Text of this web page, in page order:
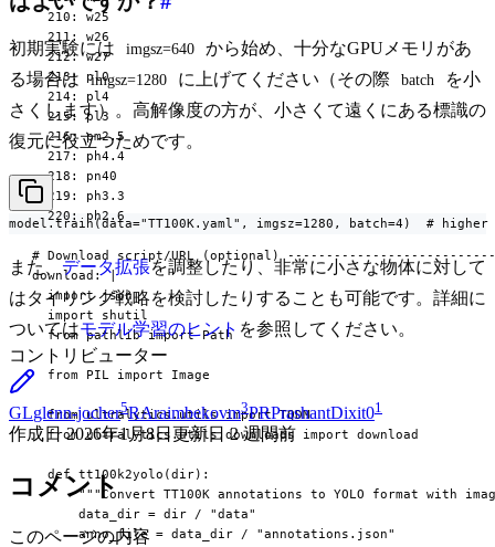
  210: w25
  211: w26
  212: w27
  213: pl0
  214: pl4
  215: pl3
  216: pm2.5
  217: ph4.4
  218: pn40
  219: ph3.3
  220: ph2.6
# Download script/URL (optional)
download: |
  import json
  import shutil
  from pathlib import Path
  from PIL import Image
  from ultralytics.utils import TQDM
  from ultralytics.utils.downloads import download
  def tt100k2yolo(dir):
"""Convert TT100K annotations to YOLO format with
      data_dir = dir / "data"
      anno_file = data_dir / "annotations.json"
初期実験には imgsz=640
から始め、十分なGPUメモリがあ
る場合は
imgsz=1280 に上げてください（その際 batch
を小
さくします）。高解像度の方が、小さくて遠くにある標識の
復元に役立つためです。
model.train(data="TT100K.yaml", imgsz=1280, batch=4)  #
また、 データ拡張を調整したり、非常に小さな物体に対して
はタイリング戦略を検討したりすることも可能です。詳細に
ついてはモデル学習のヒント を参照してください。
コントリビューター
GLglenn-jocher5RAraimbekovm3PRPrashantDixit01
作成日 2026年1月8日更新日 2 週間前
コメント
このページの内容